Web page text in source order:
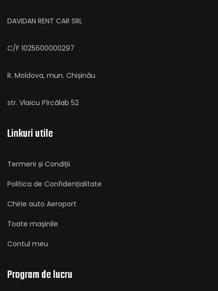
DAVIDAN RENT CAR SRL
C/F 1025600000297
R. Moldova, mun. Chișinău
str. Vlaicu Pîrcălab 52
Linkuri utile
Termeni și Condiții
Politica de Confidențialitate
Chirie auto Aeroport
Toate mașinile
Contul meu
Program de lucru